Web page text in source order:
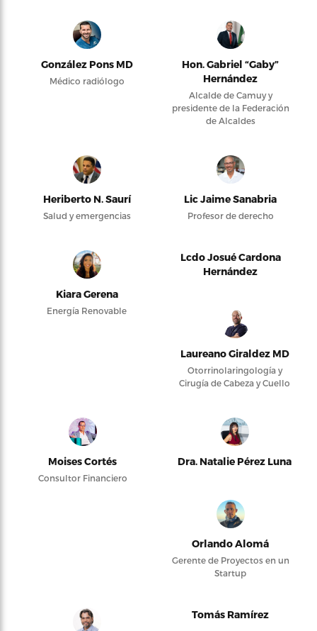
González Pons MD
Médico radiólogo
Hon. Gabriel “Gaby”
Hernández
Alcalde de Camuy y
presidente de la Federación
de Alcaldes
Heriberto N. Saurí
Salud y emergencias
Lic Jaime Sanabria
Profesor de derecho
Kiara Gerena
Energía Renovable
Lcdo Josué Cardona
Hernández
Laureano Giraldez MD
Otorrinolaringología y
Cirugía de Cabeza y Cuello
Moises Cortés
Consultor Financiero
Dra. Natalie Pérez Luna
Orlando Alomá
Gerente de Proyectos en un
Startup
Tomás Ramírez